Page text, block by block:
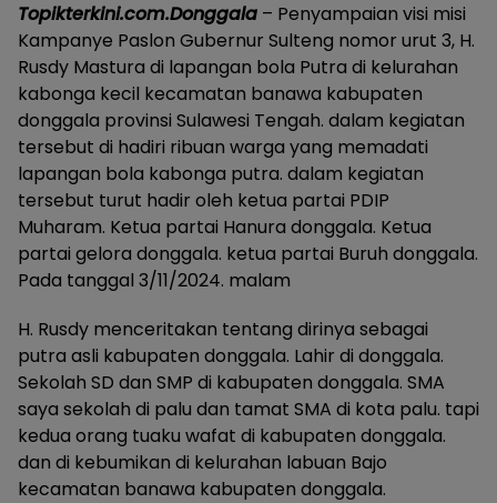
Topikterkini.com.Donggala – Penyampaian visi misi
Kampanye Paslon Gubernur Sulteng nomor urut 3, H.
Rusdy Mastura di lapangan bola Putra di kelurahan
kabonga kecil kecamatan banawa kabupaten
donggala provinsi Sulawesi Tengah. dalam kegiatan
tersebut di hadiri ribuan warga yang memadati
lapangan bola kabonga putra. dalam kegiatan
tersebut turut hadir oleh ketua partai PDIP
Muharam. Ketua partai Hanura donggala. Ketua
partai gelora donggala. ketua partai Buruh donggala.
Pada tanggal 3/11/2024. malam
H. Rusdy menceritakan tentang dirinya sebagai
putra asli kabupaten donggala. Lahir di donggala.
Sekolah SD dan SMP di kabupaten donggala. SMA
saya sekolah di palu dan tamat SMA di kota palu. tapi
kedua orang tuaku wafat di kabupaten donggala.
dan di kebumikan di kelurahan labuan Bajo
kecamatan banawa kabupaten donggala.